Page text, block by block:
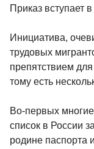
Приказ вступает
Инициатива,
трудовых
препятствием
тому есть
Во-первых
список в России
родине паспорта